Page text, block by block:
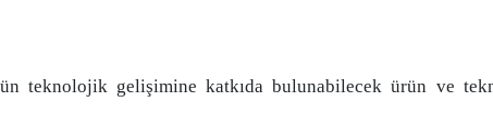
teknolojik gelişimine katkıda bulunabilecek ürün ve